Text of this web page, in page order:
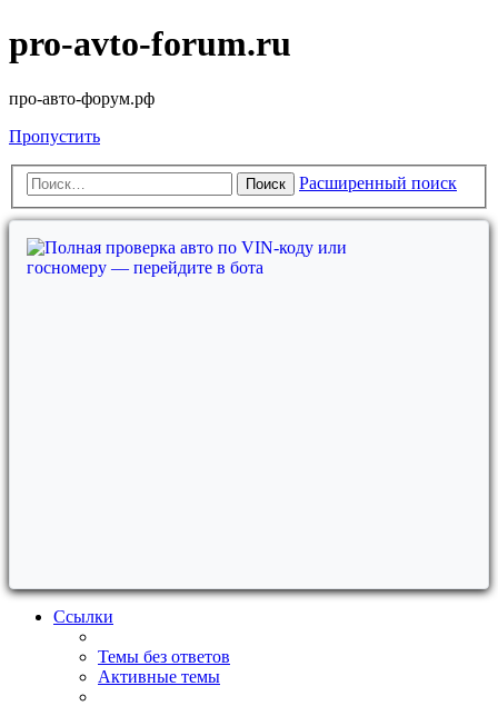
pro-avto-forum.ru
про-авто-форум.рф
Пропустить
Поиск Расширенный поиск
Ссылки
Темы без ответов
Активные темы